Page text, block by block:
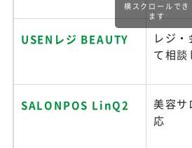
USENレジ BEAUTY
レジ
て相談
SALONPOS LinQ2
美容サ
応
横スクロールでき
ます